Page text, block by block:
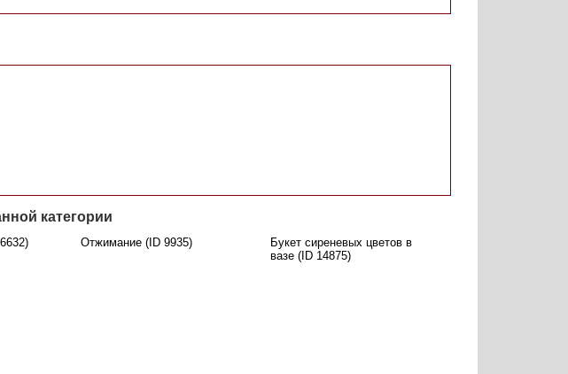
категории
Отжимание (ID 9935)
Букет сиреневых цветов в
вазе (ID 14875)